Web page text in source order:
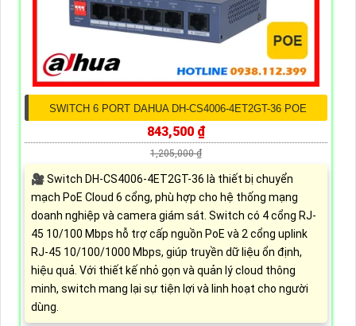
SWITCH 6 PORT DAHUA DH-CS4006-4ET2GT-36 POE
843,500 ₫
1,205,000 ₫
🎥 Switch DH-CS4006-4ET2GT-36 là thiết bị chuyển
mạch PoE Cloud 6 cổng, phù hợp cho hệ thống mạng
doanh nghiệp và camera giám sát. Switch có 4 cổng RJ-
45 10/100 Mbps hỗ trợ cấp nguồn PoE và 2 cổng uplink
RJ-45 10/100/1000 Mbps, giúp truyền dữ liệu ổn định,
hiệu quả. Với thiết kế nhỏ gọn và quản lý cloud thông
minh, switch mang lại sự tiện lợi và linh hoạt cho người
dùng.